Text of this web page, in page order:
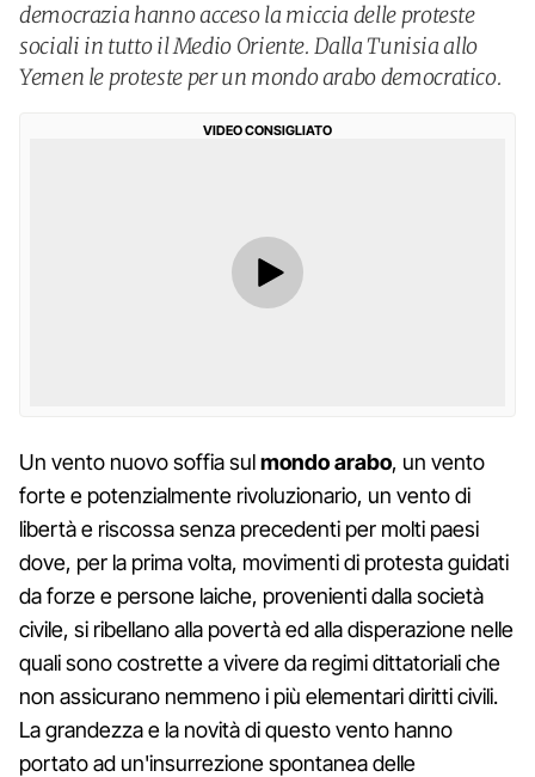
democrazia hanno acceso la miccia delle proteste
sociali in tutto il Medio Oriente. Dalla Tunisia allo
Yemen le proteste per un mondo arabo democratico.
VIDEO CONSIGLIATO
Un vento nuovo soffia sulmondo arabo, un vento
forte e potenzialmente rivoluzionario, un vento di
libertà e riscossa senza precedenti per molti paesi
dove, per la prima volta, movimenti di protesta guidati
da forze e persone laiche, provenienti dalla società
civile, si ribellano alla povertà ed alla disperazione nelle
quali sono costrette a vivere da regimi dittatoriali che
non assicurano nemmeno i più elementari diritti civili.
La grandezza e la novità di questo vento hanno
portato ad un'insurrezione spontanea delle